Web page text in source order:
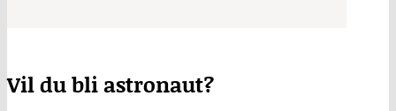
Vil du bli astronaut?